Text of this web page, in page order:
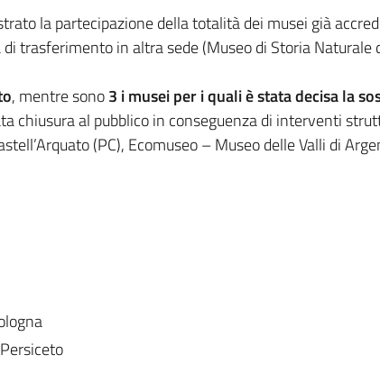
la partecipazione della totalità dei musei già
trasferimento in altra sede (Museo di Storia
, mentre sono3 i musei per i quali è stata decisa la
chiusura al pubblico in conseguenza di interventi
(PC), Ecomuseo – Museo delle Valli di